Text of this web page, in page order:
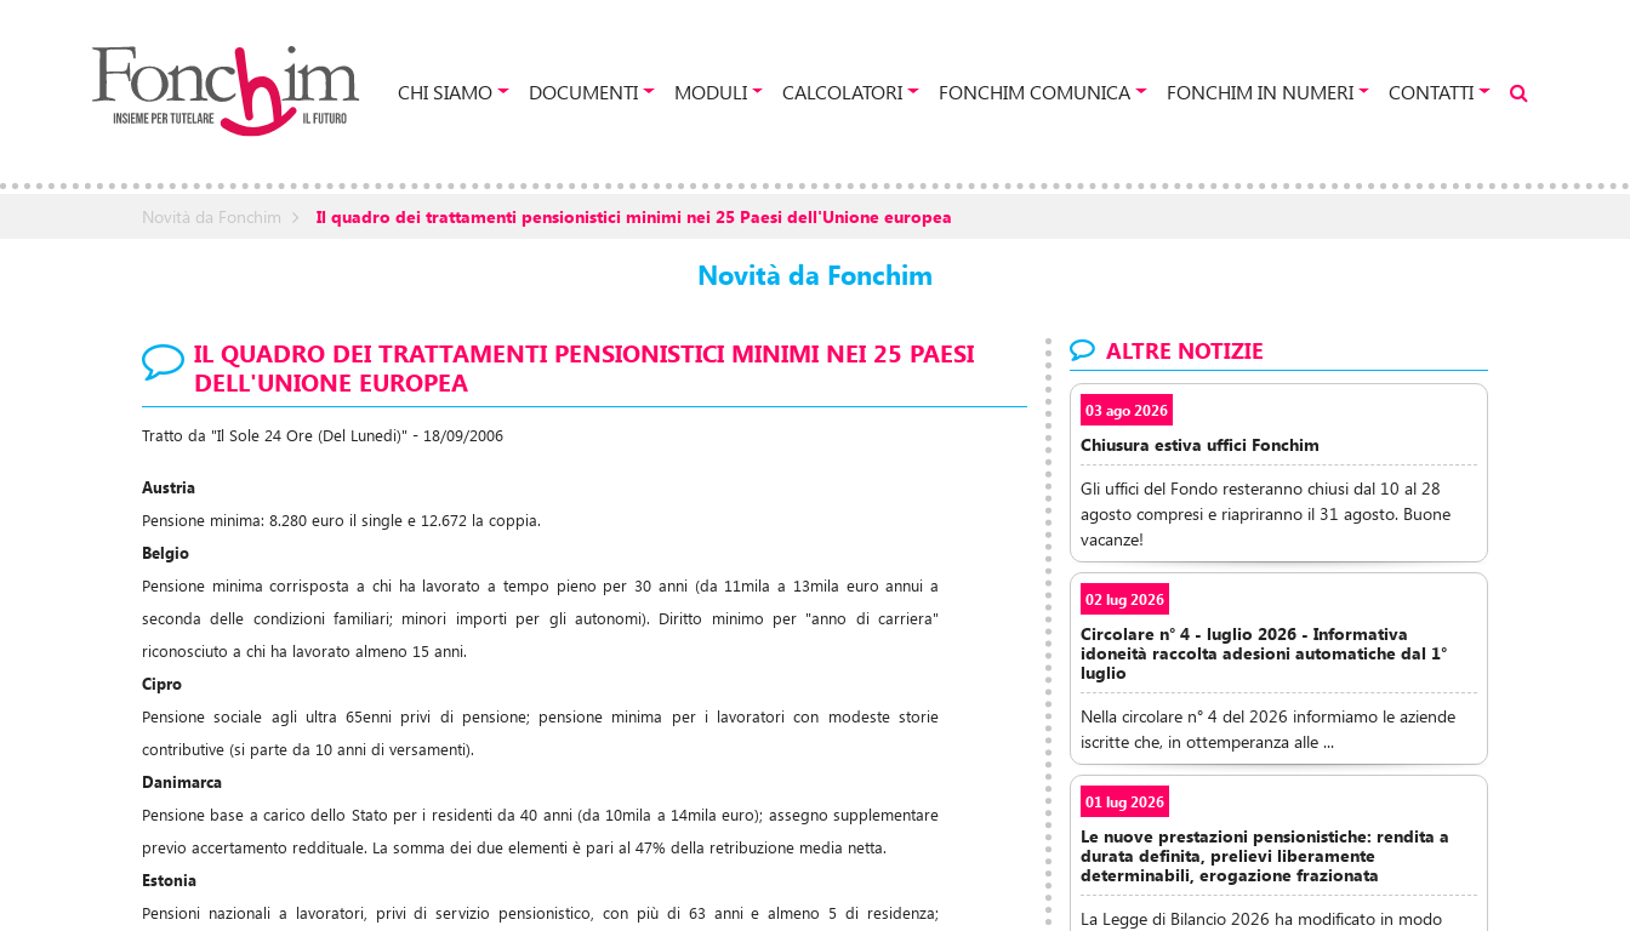
CHI SIAMO DOCUMENTI MODULI CALCOLATORI FONCHIM COMUNICA FONCHIM IN NUMERI CONTATTI
Novità da Fonchim Il quadro dei trattamenti pensionistici minimi nei 25 Paesi dell'Unione europea
Novità da Fonchim
IL QUADRO DEI TRATTAMENTI PENSIONISTICI MINIMI NEI 25 PAESI
DELL'UNIONE EUROPEA
Tratto da "Il Sole 24 Ore (Del Lunedi)" - 18/09/2006
Austria
Pensione minima: 8.280 euro il single e 12.672 la coppia.
Belgio
Pensione minima corrisposta a chi ha lavorato a tempo pieno per 30 anni (da 11mila a 13mila euro annui a
seconda delle condizioni familiari; minori importi per gli autonomi). Diritto minimo per "anno di carriera"
riconosciuto a chi ha lavorato almeno 15 anni.
Cipro
Pensione sociale agli ultra 65enni privi di pensione; pensione minima per i lavoratori con modeste storie
contributive (si parte da 10 anni di versamenti).
Danimarca
Pensione base a carico dello Stato per i residenti da 40 anni (da 10mila a 14mila euro); assegno supplementare
previo accertamento reddituale. La somma dei due elementi è pari al 47% della retribuzione media netta.
Estonia
Pensioni nazionali a lavoratori, privi di servizio pensionistico, con più di 63 anni e almeno 5 di residenza;
ALTRE NOTIZIE
03 ago 2026
Chiusura estiva uffici Fonchim
Gli uffici del Fondo resteranno chiusi dal 10 al 28
agosto compresi e riapriranno il 31 agosto. Buone
vacanze!
02 lug 2026
Circolare n° 4 - luglio 2026 - Informativa
idoneità raccolta adesioni automatiche dal 1°
luglio
Nella circolare n° 4 del 2026 informiamo le aziende
iscritte che, in ottemperanza alle ...
01 lug 2026
Le nuove prestazioni pensionistiche: rendita a
durata definita, prelievi liberamente
determinabili, erogazione frazionata
La Legge di Bilancio 2026 ha modificato in modo